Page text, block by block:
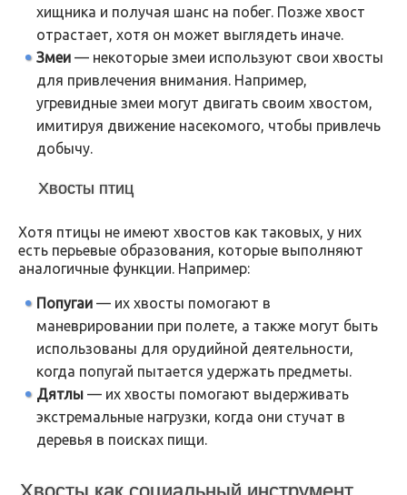
хищника и получая шанс на побег. Позже хвост
отрастает, хотя он может выглядеть иначе.
Змеи — некоторые змеи используют свои хвосты
для привлечения внимания. Например,
угревидные змеи могут двигать своим хвостом,
имитируя движение насекомого, чтобы привлечь
добычу.
Хвосты птиц
Хотя птицы не имеют хвостов как таковых, у них
есть перьевые образования, которые выполняют
аналогичные функции. Например:
Попугаи — их хвосты помогают в
маневрировании при полете, а также могут быть
использованы для орудийной деятельности,
когда попугай пытается удержать предметы.
Дятлы — их хвосты помогают выдерживать
экстремальные нагрузки, когда они стучат в
деревья в поисках пищи.